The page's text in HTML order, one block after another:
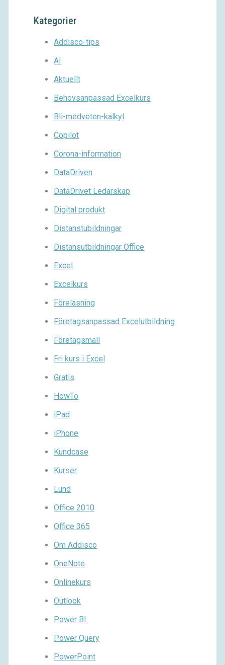
Kategorier
Addisco-tips
AI
Aktuellt
Behovsanpassad Excelkurs
Bli-medveten-kalkyl
Copilot
Corona-information
DataDriven
DataDrivet Ledarskap
Digital produkt
Distanstubildningar
Distansutbildningar Office
Excel
Excelkurs
Föreläsning
Företagsanpassad Excelutbildning
Företagsmall
Fri kurs i Excel
Gratis
HowTo
iPad
iPhone
Kundcase
Kurser
Lund
Office 2010
Office 365
Om Addisco
OneNote
Onlinekurs
Outlook
Power BI
Power Query
PowerPoint